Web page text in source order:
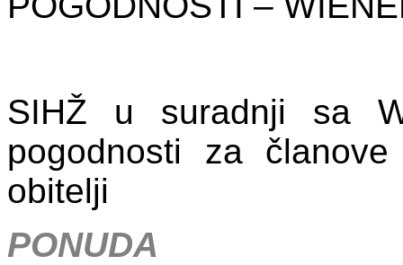
SIHŽ u suradnji sa
pogodnosti za
obitelji
PONUDA